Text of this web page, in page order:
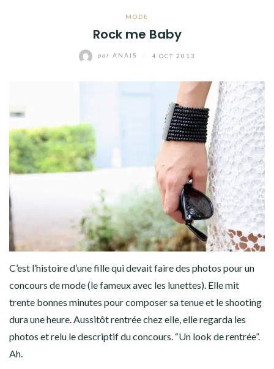
MODE
Rock me Baby
par ANAIS 4 OCT 2013
C’est l’histoire d’une fille qui devait faire des photos pour un
concours de mode (le fameux avec les lunettes). Elle mit
trente bonnes minutes pour composer sa tenue et le shooting
dura une heure. Aussitôt rentrée chez elle, elle regarda les
photos et relu le descriptif du concours. “Un look de rentrée”.
Ah.